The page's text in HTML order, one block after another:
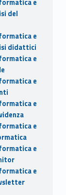
e
del
e
didattici
e
e
e
e
e
e